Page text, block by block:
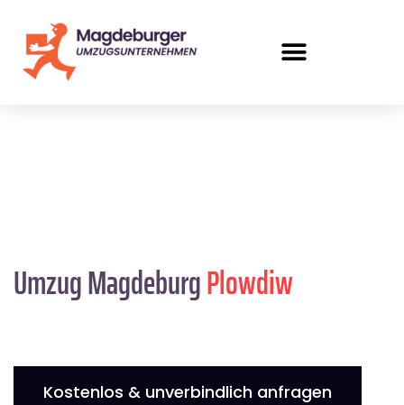
Umzug MagdeburgPlowdiw
Kostenlos & unverbindlich anfragen